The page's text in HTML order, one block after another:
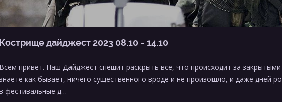
Кострище дайджест 2023 08.10 - 14.10
Всем привет. Наш Дайджест спешит раскрыть все, что происходит за
как бывает, ничего существенного вроде и не произошло, и даже дней
фестивальные д…